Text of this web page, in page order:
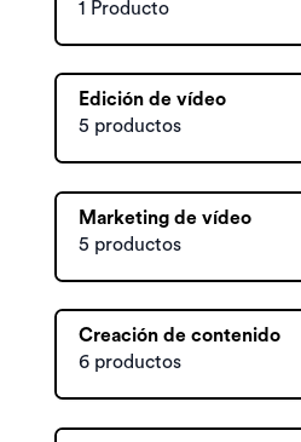
1 Producto
Edición de vídeo
5 productos
Marketing de vídeo
5 productos
Creación de contenido
6 productos